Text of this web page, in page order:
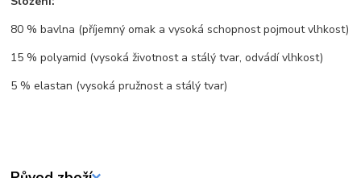
80 % bavlna (příjemný omak a vysoká schopnost pojmout vlhkost)
15 % polyamid (vysoká životnost a stálý tvar, odvádí vlhkost)
5 % elastan (vysoká pružnost a stálý tvar)